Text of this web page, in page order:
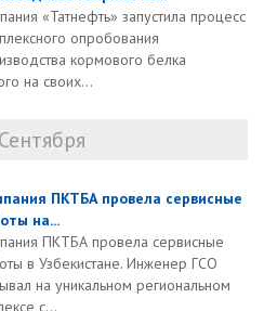
«Татнефть» запустила процесс
опробования
кормового белка
на своих...
ПКТБА провела сервисные
на...
ПКТБА провела сервисные
в Узбекистане. Инженер ГСО
на уникальном региональном
с...